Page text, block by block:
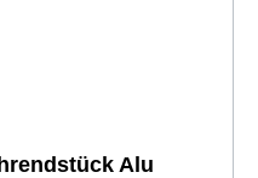
Alu